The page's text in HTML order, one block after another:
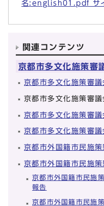
名:english01.pdf サ
関連コンテンツ
京都市多文化施策審
京都市多文化施策審
京都市多文化施策審
京都市多文化施策審
京都市多文化施策審議
京都市外国籍市民施
京都市外国籍市民施
京都市外国籍市民施
報告
京都市外国籍市民施